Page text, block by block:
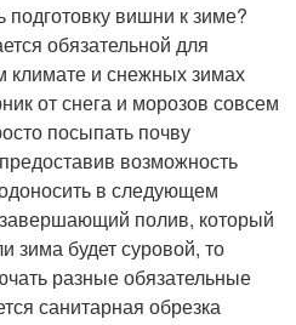
подготовку вишни к зиме?
обязательной для
климате и снежных зимах
от снега и морозов совсем
посыпать почву
возможность
в следующем
полив, который
зима будет суровой, то
разные обязательные
санитарная обрезка